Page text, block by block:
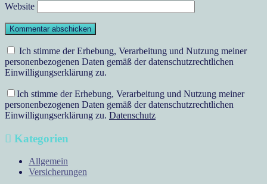
Website
Ich stimme der Erhebung, Verarbeitung und Nutzung meiner
personenbezogenen Daten gemäß der datenschutzrechtlichen
Einwilligungserklärung zu.
Ich stimme der Erhebung, Verarbeitung und Nutzung meiner
personenbezogenen Daten gemäß der datenschutzrechtlichen
Einwilligungserklärung zu. Datenschutz
Kategorien
Allgemein
Versicherungen